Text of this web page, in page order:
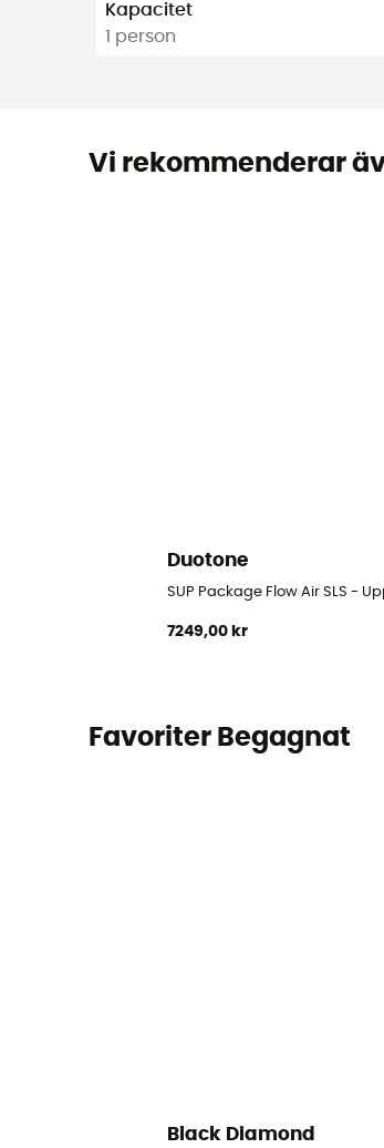
Kapacitet
1 person
Vi rekommenderar
Duotone
SUP Package Flow Air SLS -
7249,00 kr
Favoriter Begagnat
Black Diamond